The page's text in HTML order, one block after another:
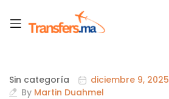
Sin categoría
diciembre 9, 2025
By Martin Duahmel